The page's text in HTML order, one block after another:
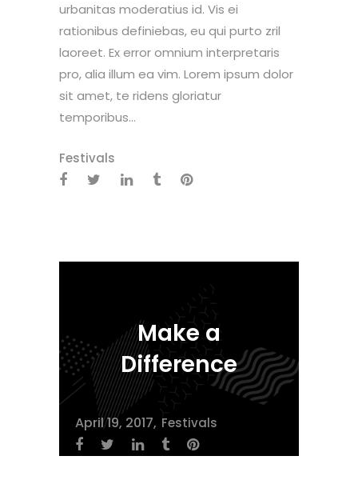
urbanitas moderatius id. Vis ei
rationibus definiebas, eu qui purto zril
laoreet. Ex error omnium interpretaris
pro, alia illum ea vim. Lorem ipsum dolor
sit amet, te ridens gloriatur
temporibus...
Festivals
Make a
Difference
April 19, 2017 Festivals